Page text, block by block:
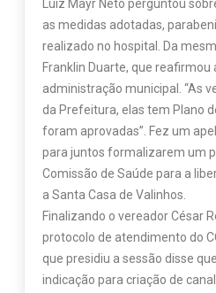
Luiz Mayr Neto perguntou
as medidas adotadas,
realizado no hospital. Da
Franklin Duarte, que reafirmou
administração municipal. “As
da Prefeitura, elas tem Plano
foram aprovadas”. Fez um
para juntos formalizarem um
Comissão de Saúde para a
a Santa Casa de Valinhos.
Finalizando o vereador César
protocolo de atendimento do
que presidiu a sessão disse
indicação para criação de